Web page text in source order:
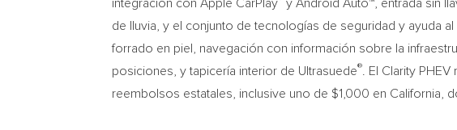
integración con Apple CarPlay
y Android Auto™, entrada sin
de lluvia, y el conjunto de tecnologías de seguridad y ayuda
forrado en piel, navegación con información sobre la
posiciones, y tapicería interior de Ultrasuede® . El Clarity
reembolsos estatales, inclusive uno de $1,000 en California ,